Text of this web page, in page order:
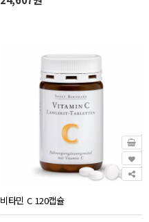
비타민 C 120캡슐